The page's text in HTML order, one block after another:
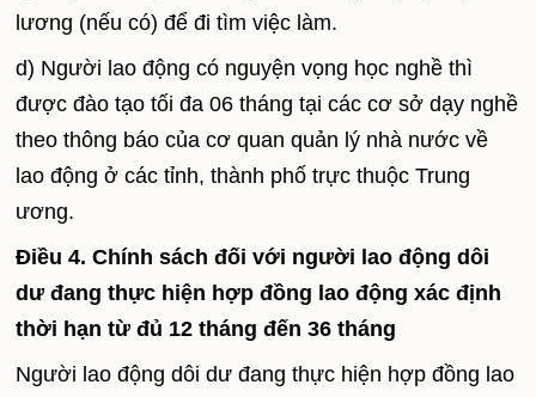
lương (nếu có) để đi tìm việc làm.
d) Người lao động có nguyện vọng học nghề thì
được đào tạo tối đa 06 tháng tại các cơ sở dạy nghề
theo thông báo của cơ quan quản lý nhà nước về
lao động ở các tỉnh, thành phố trực thuộc Trung
ương.
Điều 4. Chính sách đối với người lao động dôi
dư đang thực hiện hợp đồng lao động xác định
thời hạn từ đủ 12 tháng đến 36 tháng
Người lao động dôi dư đang thực hiện hợp đồng lao